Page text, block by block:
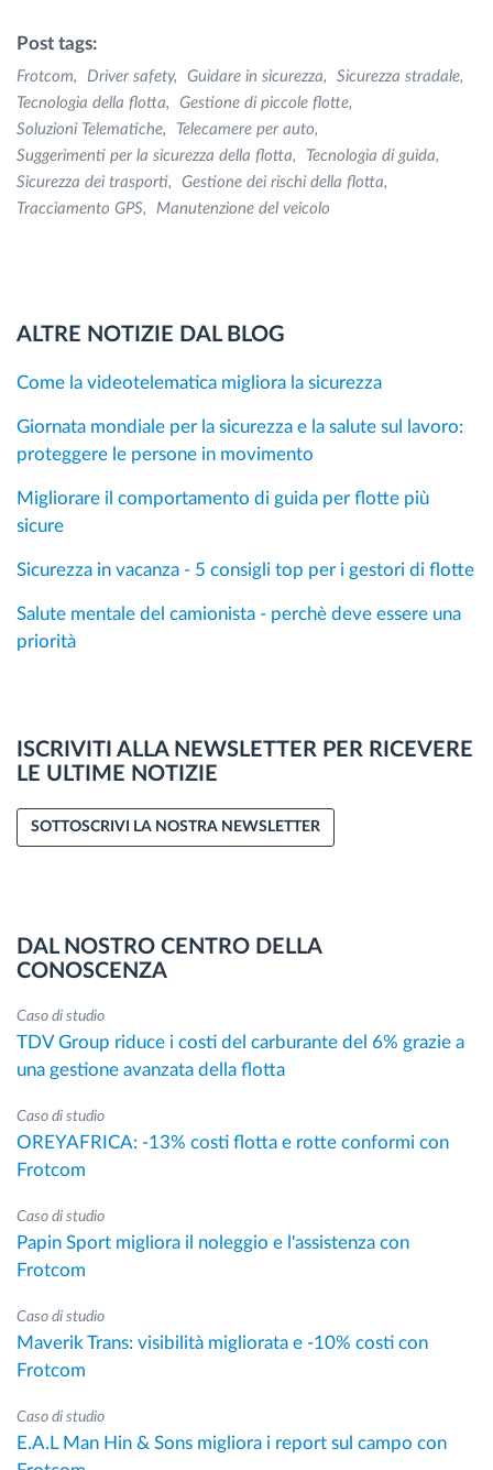
Post tags:
Frotcom Driver safety Guidare in sicurezza
Sicurezza stradale
Tecnologia della flotta
Gestione di piccole flotte
Soluzioni Telematiche
Telecamere per auto
Suggerimenti per la sicurezza della flotta
Tecnologia di guida
Sicurezza dei trasporti
Gestione dei rischi della flotta
Tracciamento GPS
Manutenzione del veicolo
ALTRE NOTIZIE DAL BLOG
Come la videotelematica migliora la sicurezza
Giornata mondiale per la sicurezza e la salute sul lavoro:
proteggere le persone in movimento
Migliorare il comportamento di guida per flotte più
sicure
Sicurezza in vacanza - 5 consigli top per i gestori di flotte
Salute mentale del camionista - perchè deve essere una
priorità
ISCRIVITI ALLA NEWSLETTER PER RICEVERE
LE ULTIME NOTIZIE
SOTTOSCRIVI LA NOSTRA NEWSLETTER
DAL NOSTRO CENTRO DELLA
CONOSCENZA
Caso di studio
TDV Group riduce i costi del carburante del 6% grazie a
una gestione avanzata della flotta
Caso di studio
OREYAFRICA: -13% costi flotta e rotte conformi con
Frotcom
Caso di studio
Papin Sport migliora il noleggio e l'assistenza con
Frotcom
Caso di studio
Maverik Trans: visibilità migliorata e -10% costi con
Frotcom
Caso di studio
E.A.L Man Hin & Sons migliora i report sul campo con